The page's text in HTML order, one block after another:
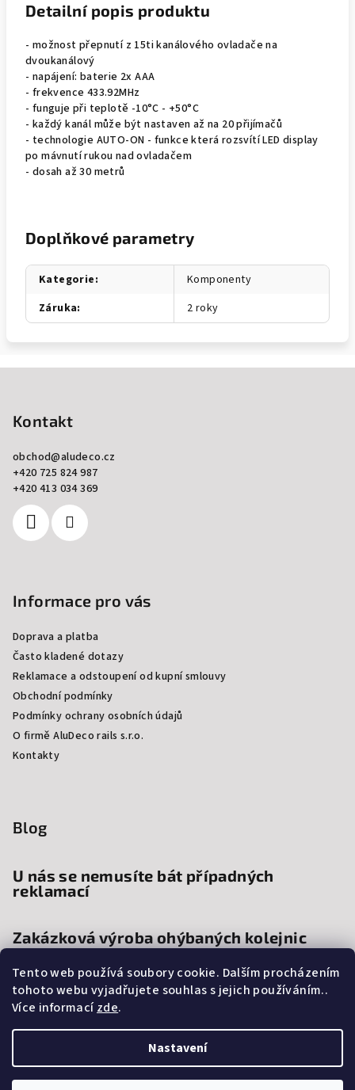
Tento web používá soubory cookie. Dalším procházením
tohoto webu vyjadřujete souhlas s jejich používáním..
Více informacízde.
Nastavení
Detailní popis produktu
- možnost přepnutí z 15ti kanálového ovladače na
dvoukanálový
- napájení: baterie 2x AAA
- frekvence 433.92MHz
- funguje při teplotě -10°C - +50°C
- každý kanál může být nastaven až na 20 přijímačů
- technologie AUTO-ON - funkce která rozsvítí LED display
po mávnutí rukou nad ovladačem
- dosah až 30 metrů
Doplňkové parametry
Kategorie:
Komponenty
Záruka: 2 roky
Kontakt
obchod@aludeco.cz
+420 725 824 987
+420 413 034 369
Informace pro vás
Doprava a platba
Často kladené dotazy
Reklamace a odstoupení od kupní smlouvy
Obchodní podmínky
Podmínky ochrany osobních údajů
O firmě AluDeco rails s.r.o.
Kontakty
Blog
U nás se nemusíte bát případných
reklamací
Zakázková výroba ohýbaných kolejnic
Proč si vybrat kolejnice a garnýže na
míru?